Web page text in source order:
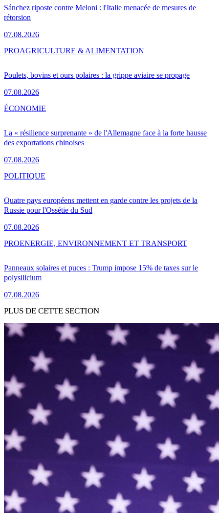
Sánchez riposte contre Meloni : l'Italie menacée de mesures de
rétorsion
07.08.2026
Poulets, bovins et ours polaires : la grippe aviaire se propage
07.08.2026
PROAGRICULTURE & ALIMENTATION
La « résilience surprenante » de l'Allemagne face à la forte hausse
des exportations chinoises
07.08.2026
ÉCONOMIE
Quatre pays européens mettent en garde contre les projets de la
Russie pour l'Ossétie du Sud
07.08.2026
POLITIQUE
Panneaux solaires et puces : Trump impose 15% de taxes sur le
polysilicium
07.08.2026
PROENERGIE, ENVIRONNEMENT ET TRANSPORT
PLUS DE CETTE SECTION